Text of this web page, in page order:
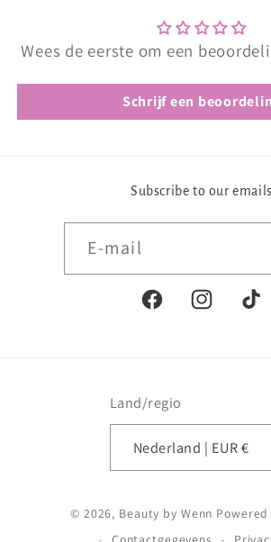
Wees de eerste om een
Schrijf een
Subscribe to our emails
E‑mail
FacebookInstagram
Land/regio
Nederland | EUR €
© 2026, Beauty by Wenn